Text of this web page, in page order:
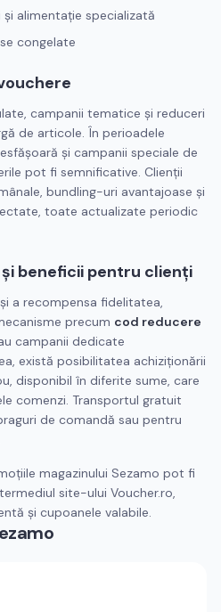
alimentație specializată
congelate
campanii tematice și reduceri
de articole. În perioadele
și campanii speciale de
pot fi semnificative. Clienții
bundling-uri avantajoase și
toate actualizate periodic
beneficii pentru clienți
a recompensa fidelitatea,
precum cod reducere
campanii dedicate
există posibilitatea achiziționării
disponibil în diferite sume, care
comenzi. Transportul gratuit
de comandă sau pentru
magazinului Sezamo pot fi
site-ului Voucher.ro,
și cupoanele valabile.